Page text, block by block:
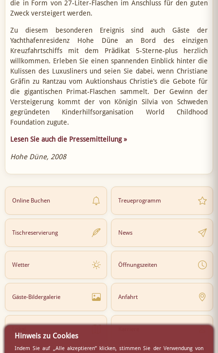
die in Form von 27-Liter-Flaschen im Anschluss für den guten
Zweck versteigert werden.
Zu diesem besonderen Ereignis sind auch Gäste der
Yachthafenresidenz Hohe Düne an Bord des einzigen
Kreuzfahrtschiffs mit dem Prädikat 5-Sterne-plus herzlich
willkommen. Erleben Sie einen spannenden Einblick hinter die
Kulissen des Luxusliners und seien Sie dabei, wenn Christiane
Gräfin zu Rantzau vom Auktionshaus Christie’s die Gebote für
die gigantischen Primat-Flaschen sammelt. Der Gewinn der
Versteigerung kommt der von Königin Silvia von Schweden
gegründeten Kinderhilfsorganisation World Childhood
Foundation zugute.
Lesen Sie auch die Pressemitteilung »
Hohe Düne, 2008
Online Buchen Treueprogramm
Tischreservierung News
Wetter Öffnungszeiten
Gäste-Bildergalerie Anfahrt
Hinweis zu Cookies
Indem Sie auf „Alle akzeptieren” klicken, stimmen Sie der Verwendung von